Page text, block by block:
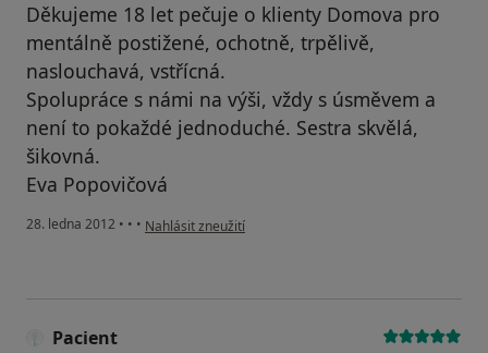
Děkujeme 18 let pečuje o klienty Domova pro
mentálně postižené, ochotně, trpělivě,
naslouchavá, vstřícná.
Spolupráce s námi na výši, vždy s úsměvem a
není to pokaždé jednoduché. Sestra skvělá,
šikovná.
Eva Popovičová
28. ledna 2012 • • • podle názoru uživatele Váš účet byl odstraněn
Nahlásit zneužití
Pacient